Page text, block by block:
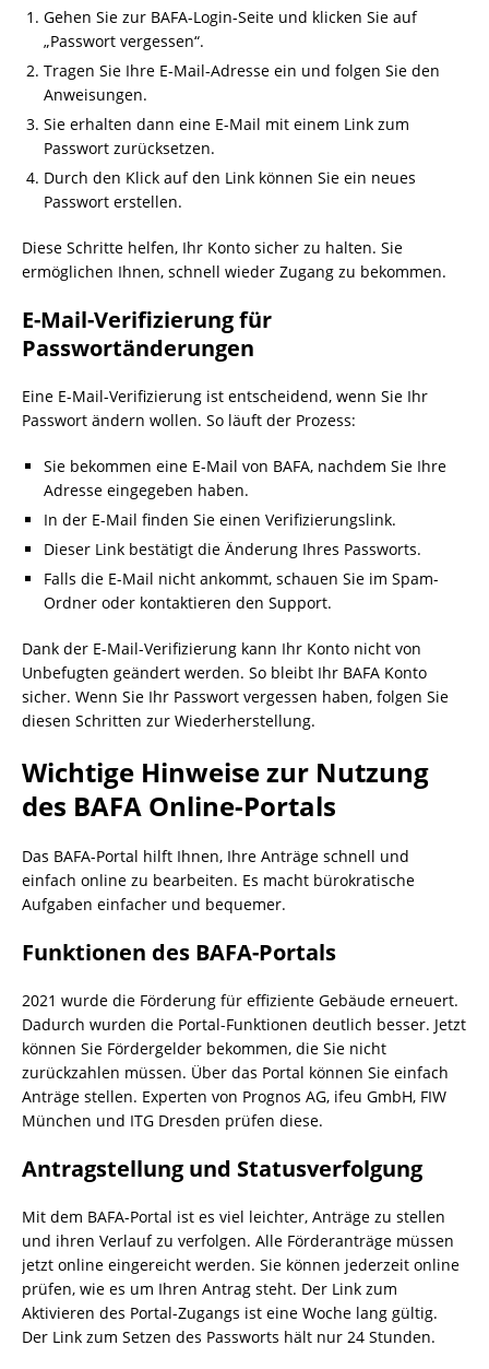
Gehen Sie zur BAFA-Login-Seite und klicken Sie auf
„Passwort vergessen“.
Tragen Sie Ihre E-Mail-Adresse ein und folgen Sie den
Anweisungen.
Sie erhalten dann eine E-Mail mit einem Link zum
Passwort zurücksetzen.
Durch den Klick auf den Link können Sie ein neues
Passwort erstellen.
Diese Schritte helfen, Ihr Konto sicher zu halten. Sie
ermöglichen Ihnen, schnell wieder Zugang zu bekommen.
E-Mail-Verifizierung für
Passwortänderungen
Eine E-Mail-Verifizierung ist entscheidend, wenn Sie Ihr
Passwort ändern wollen. So läuft der Prozess:
Sie bekommen eine E-Mail von BAFA, nachdem Sie Ihre
Adresse eingegeben haben.
In der E-Mail finden Sie einen Verifizierungslink.
Dieser Link bestätigt die Änderung Ihres Passworts.
Falls die E-Mail nicht ankommt, schauen Sie im Spam-
Ordner oder kontaktieren den Support.
Dank der E-Mail-Verifizierung kann Ihr Konto nicht von
Unbefugten geändert werden. So bleibt Ihr BAFA Konto
sicher. Wenn Sie Ihr Passwort vergessen haben, folgen Sie
diesen Schritten zur Wiederherstellung.
Wichtige Hinweise zur Nutzung
des BAFA Online-Portals
Das BAFA-Portal hilft Ihnen, Ihre Anträge schnell und
einfach online zu bearbeiten. Es macht bürokratische
Aufgaben einfacher und bequemer.
Funktionen des BAFA-Portals
2021 wurde die Förderung für effiziente Gebäude erneuert.
Dadurch wurden die Portal-Funktionen deutlich besser. Jetzt
können Sie Fördergelder bekommen, die Sie nicht
zurückzahlen müssen. Über das Portal können Sie einfach
Anträge stellen. Experten von Prognos AG, ifeu GmbH, FIW
München und ITG Dresden prüfen diese.
Antragstellung und Statusverfolgung
Mit dem BAFA-Portal ist es viel leichter, Anträge zu stellen
und ihren Verlauf zu verfolgen. Alle Förderanträge müssen
jetzt online eingereicht werden. Sie können jederzeit online
prüfen, wie es um Ihren Antrag steht. Der Link zum
Aktivieren des Portal-Zugangs ist eine Woche lang gültig.
Der Link zum Setzen des Passworts hält nur 24 Stunden.